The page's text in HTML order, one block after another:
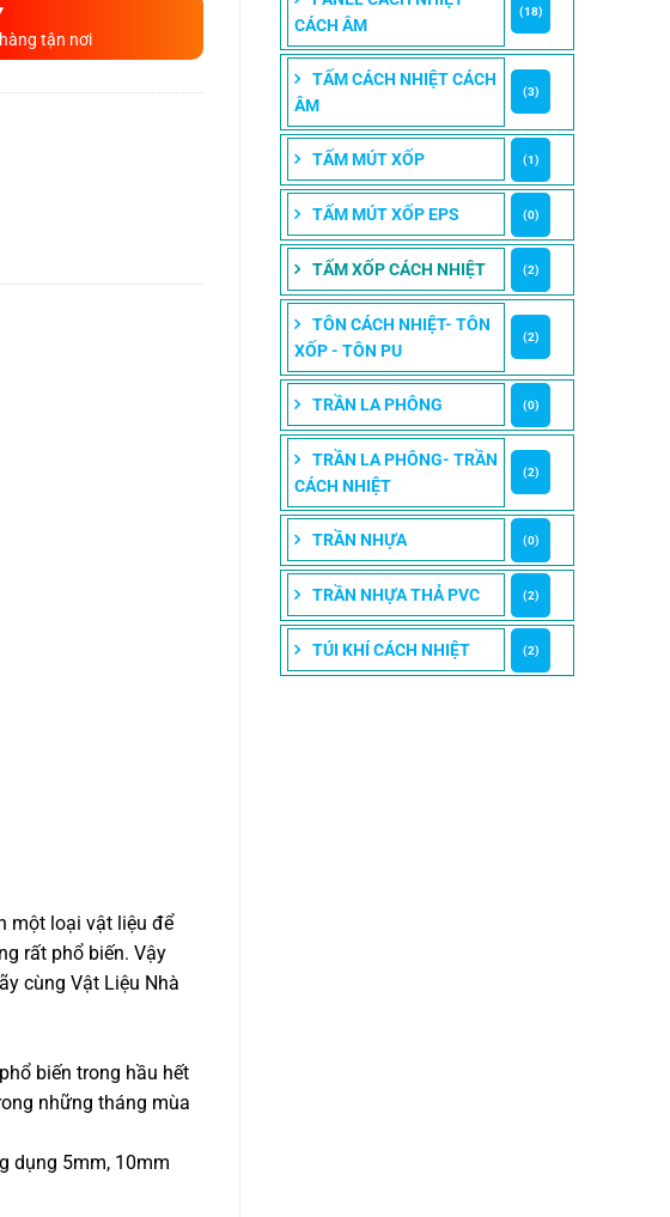
CÁCH ÂM
(18)
TẤM CÁCH NHIỆT CÁCH
ÂM
(3)
TẤM MÚT XỐP (1)
TẤM MÚT XỐP EPS (0)
TẤM XỐP CÁCH NHIỆT (2)
TÔN CÁCH NHIỆT- TÔN
XỐP - TÔN PU
(2)
TRẦN LA PHÔNG (0)
TRẦN LA PHÔNG- TRẦN
CÁCH NHIỆT
(2)
TRẦN NHỰA (0)
TRẦN NHỰA THẢ PVC (2)
TÚI KHÍ CÁCH NHIỆT (2)
tận nơi
một loại vật liệu để
rất phổ biến. Vậy
cùng Vật Liệu Nhà
biến trong hầu hết
những tháng mùa
dụng 5mm, 10mm